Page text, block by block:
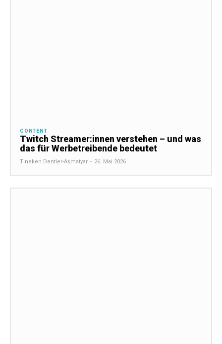
CONTENT
Twitch Streamer:innen verstehen – und was
das für Werbetreibende bedeutet
Tineken Dentler-Asmatyar - 26. Mai 2026